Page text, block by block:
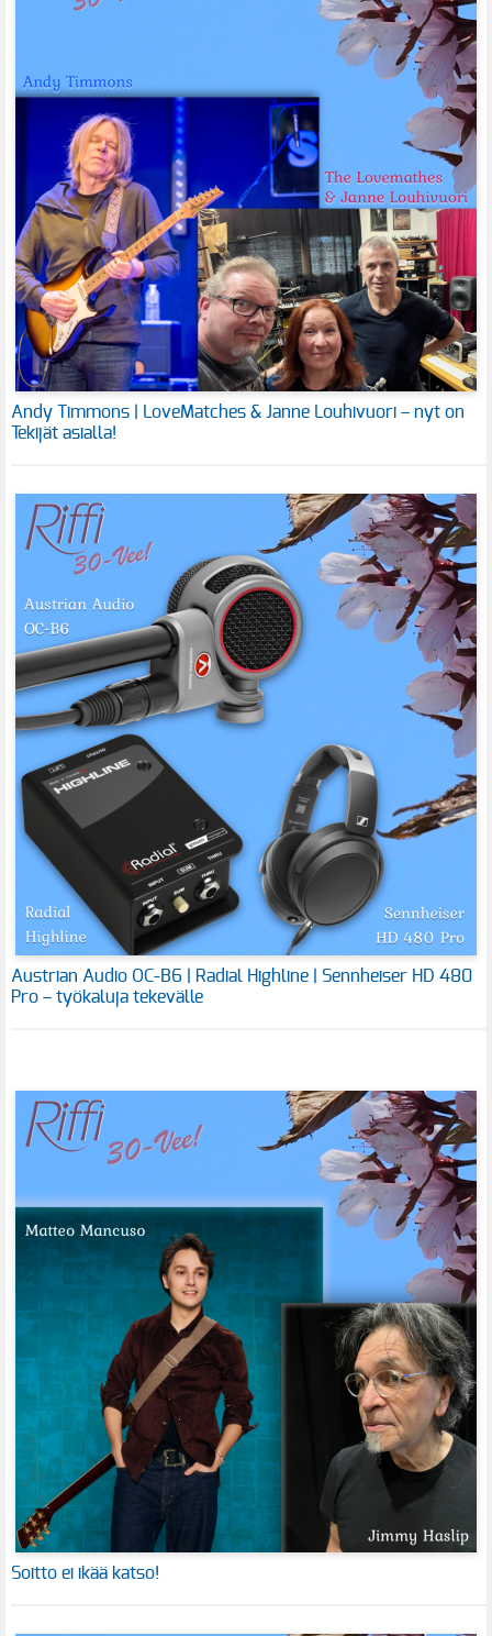
Andy Timmons | LoveMatches & Janne Louhivuori – nyt on
Tekijät asialla!
Austrian Audio OC-B6 | Radial Highline | Sennheiser HD 480
Pro – työkaluja tekevälle
Soitto ei ikää katso!